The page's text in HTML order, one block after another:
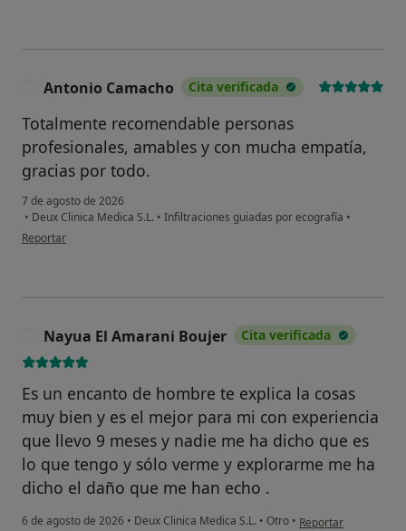
Antonio Camacho Cita verificada
Totalmente recomendable personas
profesionales, amables y con mucha empatía,
gracias por todo.
7 de agosto de 2026
• Deux Clinica Medica S.L. • Infiltraciones guiadas por ecografía •
en opinión del usuario Antonio Camacho
Reportar
Nayua El Amarani Boujer Cita verificada
Es un encanto de hombre te explica la cosas
muy bien y es el mejor para mi con experiencia
que llevo 9 meses y nadie me ha dicho que es
lo que tengo y sólo verme y explorarme me ha
dicho el daño que me han echo .
6 de agosto de 2026 • Deux Clinica Medica S.L. • Otro • en opinión del
Reportar
¿Alguna vez has usado una app
o chatbot de IA para hablar
sobre un tema emocional o
psicológico?
Sí, varias veces